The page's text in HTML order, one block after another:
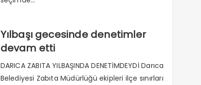
Yılbaşı gecesinde denetimler
devam etti
DARICA ZABITA YILBAŞINDA DENETİMDEYDİ Darıca
Belediyesi Zabıta Müdürlüğü ekipleri ilçe sınırları